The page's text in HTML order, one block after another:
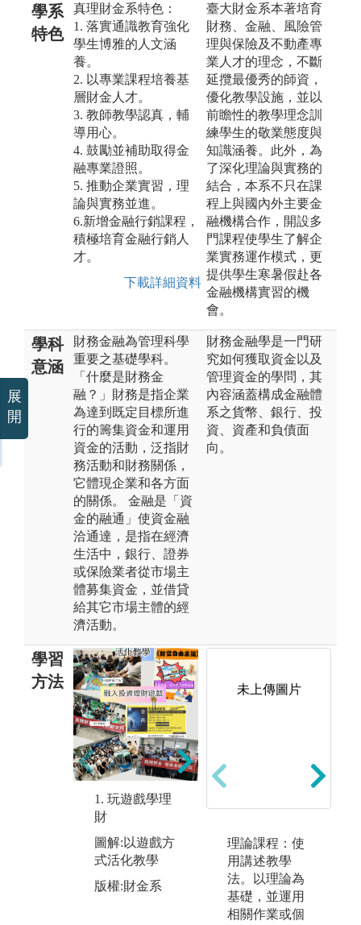
學系
特色
真理財金系特色：
1. 落實通識教育強化
學生博雅的人文涵
養。
2. 以專業課程培養基
層財金人才。
3. 教師教學認真，輔
導用心。
4. 鼓勵並補助取得金
融專業證照。
5. 推動企業實習，理
論與實務並進。
6.新增金融行銷課程，
積極培育金融行銷人
才。
下載詳細資料
臺大財金系本著培育
財務、金融、風險管
理與保險及不動產專
業人才的理念，不斷
延攬最優秀的師資，
優化教學設施，並以
前瞻性的教學理念訓
練學生的敬業態度與
知識涵養。此外，為
了深化理論與實務的
結合，本系不只在課
程上與國內外主要金
融機構合作，開設多
門課程使學生了解企
業實務運作模式，更
提供學生寒暑假赴各
金融機構實習的機
會。
學科
意涵
財務金融為管理科學
重要之基礎學科。
「什麼是財務金
融？」財務是指企業
為達到既定目標所進
行的籌集資金和運用
資金的活動，泛指財
務活動和財務關係，
它體現企業和各方面
的關係。 金融是「資
金的融通」使資金融
洽通達，是指在經濟
生活中，銀行、證券
或保險業者從市場主
體募集資金，並借貸
給其它市場主體的經
濟活動。
財務金融學是一門研
究如何獲取資金以及
管理資金的學問，其
內容涵蓋構成金融體
系之貨幣、銀行、投
資、資產和負債面
向。
學習
方法
1. 玩遊戲學理
財
圖解:以遊戲方
式活化教學
版權:財金系
圖解:以分組製
版權:財金系
未上傳圖片
理論課程：使
用講述教學
法。以理論為
基礎，並運用
相關作業或個
展
開